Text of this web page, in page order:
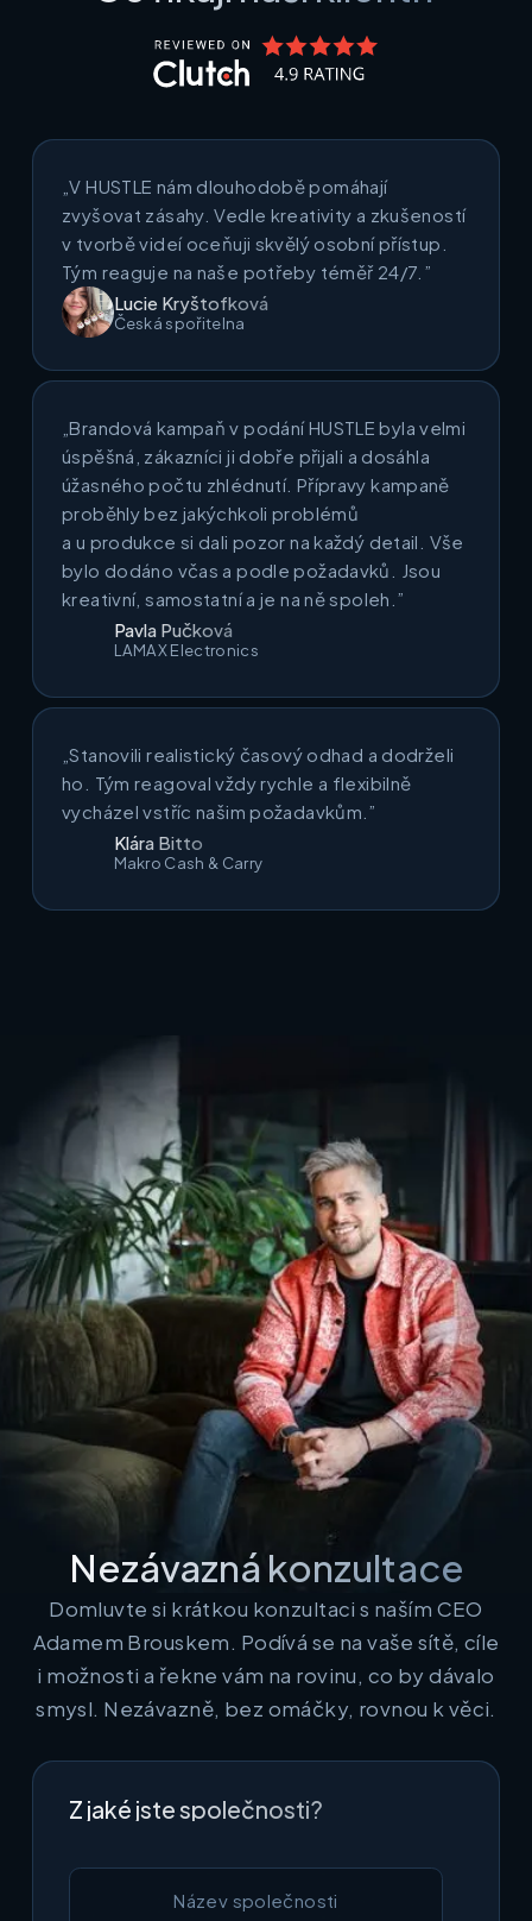
„V HUSTLE nám dlouhodobě pomáhají
zvyšovat zásahy. Vedle kreativity a zkušeností
v tvorbě videí oceňuji skvělý osobní přístup.
Tým reaguje na naše potřeby téměř 24/7.”
Lucie Kryštofková
Česká spořitelna
„Brandová kampaň v podání HUSTLE byla velmi
úspěšná, zákazníci ji dobře přijali a dosáhla
úžasného počtu zhlédnutí. Přípravy kampaně
proběhly bez jakýchkoli problémů
a u produkce si dali pozor na každý detail. Vše
bylo dodáno včas a podle požadavků. Jsou
kreativní, samostatní a je na ně spoleh.”
Pavla Pučková
LAMAX Electronics
„Stanovili realistický časový odhad a dodrželi
ho. Tým reagoval vždy rychle a flexibilně
vycházel vstříc našim požadavkům.”
Klára Bitto
Makro Cash & Carry
Nezávazná konzultace
Domluvte si krátkou konzultaci s naším CEO
Adamem Brouskem. Podívá se na vaše sítě, cíle
i možnosti a řekne vám na rovinu, co by dávalo
smysl. Nezávazně, bez omáčky, rovnou k věci.
Z jaké jste společnosti?